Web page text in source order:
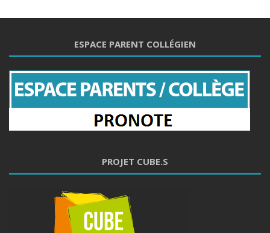
ESPACE PARENT COLLÉGIEN
PROJET CUBE.S